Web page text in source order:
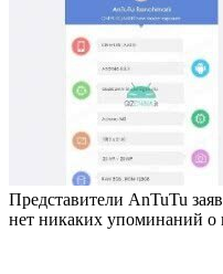
Представители AnTuTu
нет никаких упоминаний о